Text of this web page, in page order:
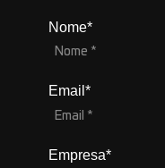
Nome*
Email*
Empresa*